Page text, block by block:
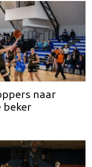
naar
beker